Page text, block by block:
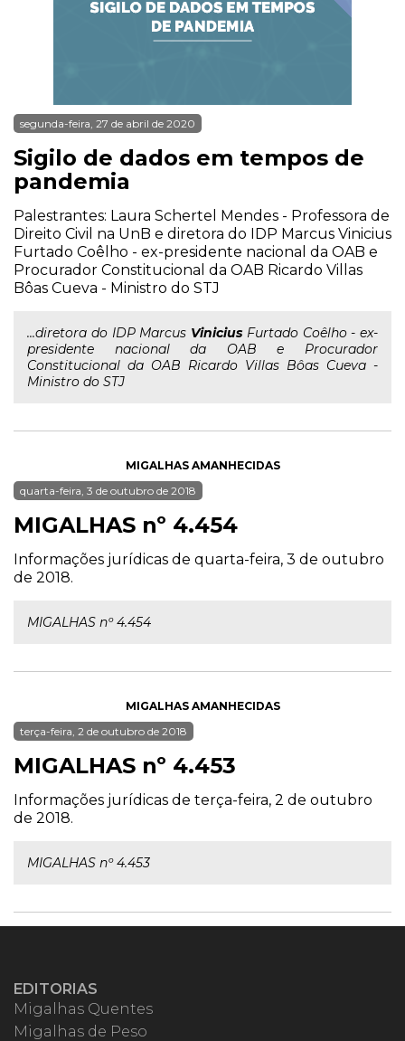
segunda-feira, 27 de abril de 2020
Sigilo de dados em tempos de
pandemia
Palestrantes: Laura Schertel Mendes - Professora de
Direito Civil na UnB e diretora do IDP Marcus Vinicius
Furtado Coêlho - ex-presidente nacional da OAB e
Procurador Constitucional da OAB Ricardo Villas
Bôas Cueva - Ministro do STJ
...diretora do IDP Marcus Vinicius Furtado Coêlho - ex-
presidente nacional da OAB e Procurador
Constitucional da OAB Ricardo Villas Bôas Cueva -
Ministro do STJ
MIGALHAS AMANHECIDAS
quarta-feira, 3 de outubro de 2018
MIGALHAS nº 4.454
Informações jurídicas de quarta-feira, 3 de outubro
de 2018.
MIGALHAS nº 4.454
MIGALHAS AMANHECIDAS
terça-feira, 2 de outubro de 2018
MIGALHAS nº 4.453
Informações jurídicas de terça-feira, 2 de outubro
de 2018.
MIGALHAS nº 4.453
EDITORIAS
Migalhas Quentes
Migalhas de Peso